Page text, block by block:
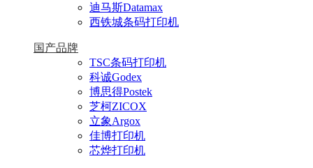
迪马斯Datamax
西铁城条码打印机
国产品牌
TSC条码打印机
科诚Godex
博思得Postek
芝柯ZICOX
立象Argox
佳博打印机
芯烨打印机